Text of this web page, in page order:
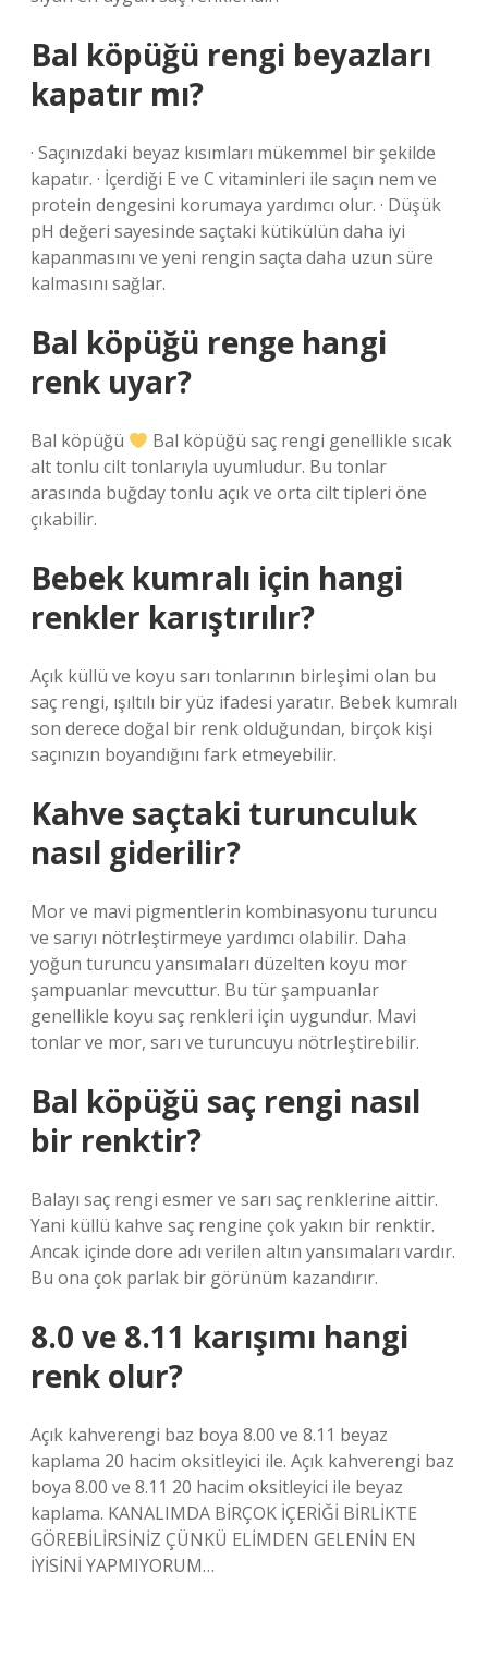
Bal köpüğü rengi beyazları
kapatır mı?
· Saçınızdaki beyaz kısımları mükemmel bir şekilde
kapatır. · İçerdiği E ve C vitaminleri ile saçın nem ve
protein dengesini korumaya yardımcı olur. · Düşük
pH değeri sayesinde saçtaki kütikülün daha iyi
kapanmasını ve yeni rengin saçta daha uzun süre
kalmasını sağlar.
Bal köpüğü renge hangi
renk uyar?
Bal köpüğü
Bal köpüğü saç rengi genellikle sıcak
alt tonlu cilt tonlarıyla uyumludur. Bu tonlar
arasında buğday tonlu açık ve orta cilt tipleri öne
çıkabilir.
Bebek kumralı için hangi
renkler karıştırılır?
Açık küllü ve koyu sarı tonlarının birleşimi olan bu
saç rengi, ışıltılı bir yüz ifadesi yaratır. Bebek kumralı
son derece doğal bir renk olduğundan, birçok kişi
saçınızın boyandığını fark etmeyebilir.
Kahve saçtaki turunculuk
nasıl giderilir?
Mor ve mavi pigmentlerin kombinasyonu turuncu
ve sarıyı nötrleştirmeye yardımcı olabilir. Daha
yoğun turuncu yansımaları düzelten koyu mor
şampuanlar mevcuttur. Bu tür şampuanlar
genellikle koyu saç renkleri için uygundur. Mavi
tonlar ve mor, sarı ve turuncuyu nötrleştirebilir.
Bal köpüğü saç rengi nasıl
bir renktir?
Balayı saç rengi esmer ve sarı saç renklerine aittir.
Yani küllü kahve saç rengine çok yakın bir renktir.
Ancak içinde dore adı verilen altın yansımaları vardır.
Bu ona çok parlak bir görünüm kazandırır.
8.0 ve 8.11 karışımı hangi
renk olur?
Açık kahverengi baz boya 8.00 ve 8.11 beyaz
kaplama 20 hacim oksitleyici ile. Açık kahverengi baz
boya 8.00 ve 8.11 20 hacim oksitleyici ile beyaz
kaplama. KANALIMDA BİRÇOK İÇERİĞİ BİRLİKTE
GÖREBİLİRSİNİZ ÇÜNKÜ ELİMDEN GELENİN EN
İYİSİNİ YAPMIYORUM…